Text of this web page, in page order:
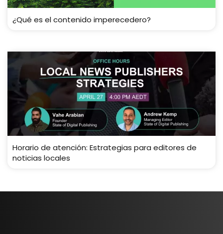
¿Qué es el contenido imperecedero?
Horario de atención: Estrategias para editores de
noticias locales